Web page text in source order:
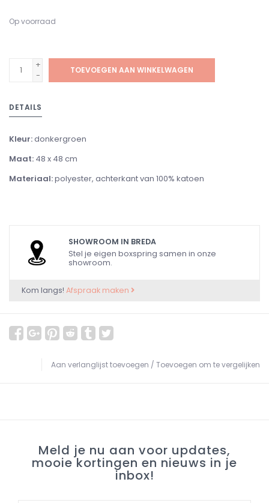
Op voorraad
+
-
TOEVOEGEN AAN WINKELWAGEN
DETAILS
Kleur:donkergroen
Maat: 48 x 48 cm
Materiaal:polyester, achterkant van 100% katoen
SHOWROOM IN BREDA
Stel je eigen boxspring samen in onze
showroom.
Kom langs! Afspraak maken
Aan verlanglijst toevoegen / Toevoegen om te vergelijken
Meld je nu aan voor updates,
mooie kortingen en nieuws in je
inbox!